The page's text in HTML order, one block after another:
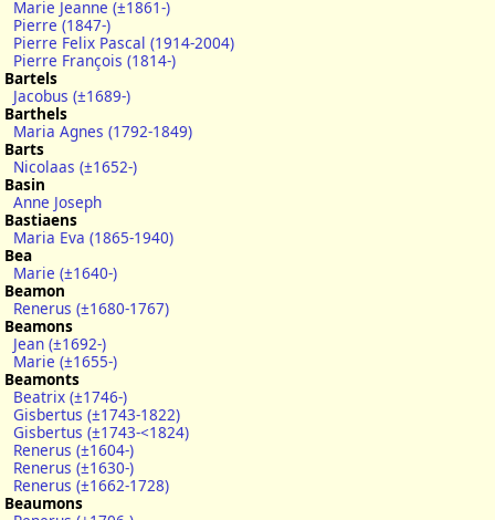
Marie Jeanne (±1861-)
Pierre (1847-)
Pierre Felix Pascal (1914-2004)
Pierre François (1814-)
Bartels
Jacobus (±1689-)
Barthels
Maria Agnes (1792-1849)
Barts
Nicolaas (±1652-)
Basin
Anne Joseph
Bastiaens
Maria Eva (1865-1940)
Bea
Marie (±1640-)
Beamon
Renerus (±1680-1767)
Beamons
Jean (±1692-)
Marie (±1655-)
Beamonts
Beatrix (±1746-)
Gisbertus (±1743-1822)
Gisbertus (±1743-<1824)
Renerus (±1604-)
Renerus (±1630-)
Renerus (±1662-1728)
Beaumons